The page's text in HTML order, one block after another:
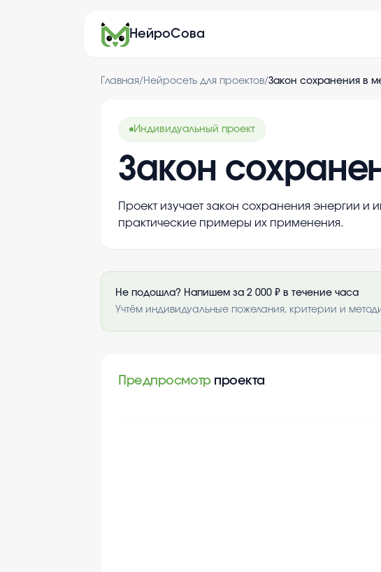
НейроСова
Главная/ Нейросеть для проектов/Закон сохранения в
Индивидуальный проект
Закон
Проект изучает закон сохранения энергии
практические примеры их применения.
Не подошла? Напишем за 2 000 ₽ в течение часа
Учтём индивидуальные пожелания, критерии и
Предпросмотр проекта